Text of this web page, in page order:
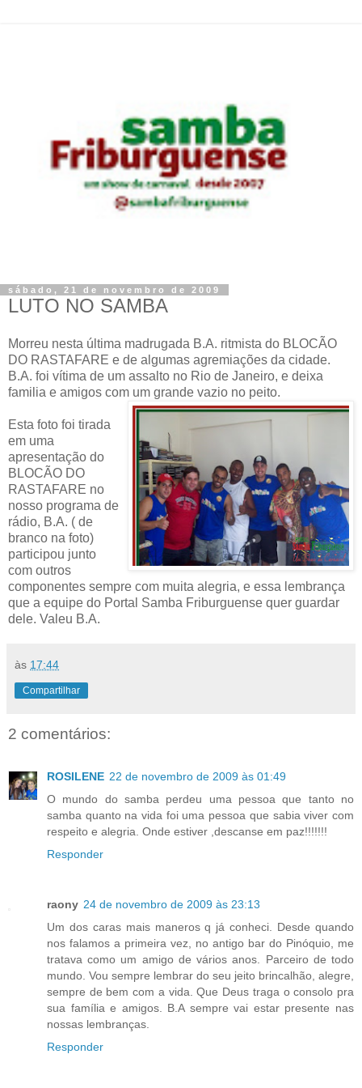
sábado, 21 de novembro de 2009
LUTO NO SAMBA
Morreu nesta última madrugada B.A. ritmista do BLOCÃO
DO RASTAFARE e de algumas agremiações da cidade.
B.A. foi vítima de um assalto no Rio de Janeiro, e deixa
familia e amigos com um grande vazio no peito.
Esta foto foi tirada
em uma
apresentação do
BLOCÃO DO
RASTAFARE no
nosso programa de
rádio, B.A. ( de
branco na foto)
participou junto
com outros
componentes sempre com muita alegria, e essa lembrança
que a equipe do Portal Samba Friburguense quer guardar
dele. Valeu B.A.
às 17:44
Compartilhar
2 comentários:
ROSILENE 22 de novembro de 2009 às 01:49
O mundo do samba perdeu uma pessoa que tanto no
samba quanto na vida foi uma pessoa que sabia viver com
respeito e alegria. Onde estiver ,descanse em paz!!!!!!!
Responder
raony 24 de novembro de 2009 às 23:13
Um dos caras mais maneros q já conheci. Desde quando
nos falamos a primeira vez, no antigo bar do Pinóquio, me
tratava como um amigo de vários anos. Parceiro de todo
mundo. Vou sempre lembrar do seu jeito brincalhão, alegre,
sempre de bem com a vida. Que Deus traga o consolo pra
sua família e amigos. B.A sempre vai estar presente nas
nossas lembranças.
Responder